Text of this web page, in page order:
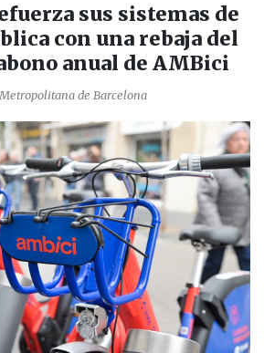
sus sistemas de
con una rebaja del
anual de AMBici
de Barcelona